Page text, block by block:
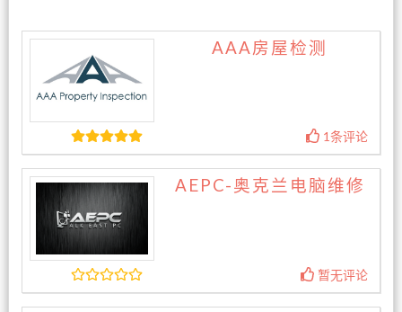
AAA房屋检测
1条评论
AEPC-奥克兰电脑维修
暂无评论